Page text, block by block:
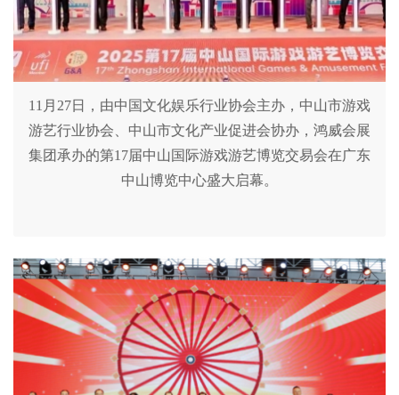
11月27日，由中国文化娱乐行业协会主办，中山市游戏
游艺行业协会、中山市文化产业促进会协办，鸿威会展
集团承办的第17届中山国际游戏游艺博览交易会在广东
中山博览中心盛大启幕。